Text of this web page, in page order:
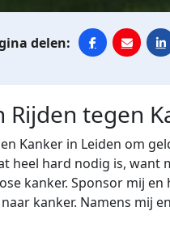
Rijden tegen
Kanker in Leiden om
heel hard nodig is, want
kanker. Sponsor mij en
kanker. Namens mij